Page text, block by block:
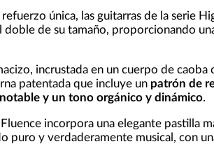
única, las guitarras de la serie
de su tamaño, proporcionando
incrustada en un cuerpo de
patentada que incluye un patrón de
y un tono orgánico y dinámico.
incorpora una elegante pastilla
puro y verdaderamente musical, con